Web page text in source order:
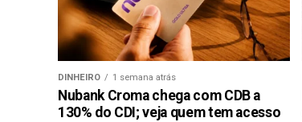
DINHEIRO 1 semana atrás
Nubank Croma chega com CDB a
130% do CDI; veja quem tem acesso